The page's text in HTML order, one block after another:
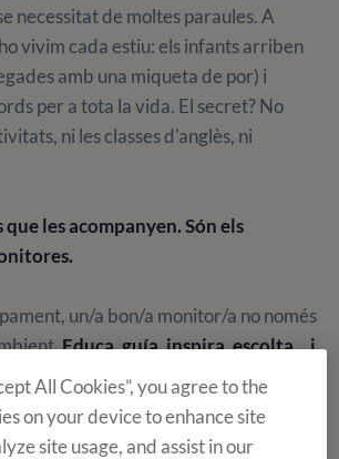
necessitat de moltes paraules. A
vivim cada estiu: els infants arriben
amb una miqueta de por) i
per a tota la vida. El secret? No
ni les classes d'anglès, ni
que les acompanyen. Són els
un/a bon/a monitor/a no només
Educa, guía, inspira, escolta... i
que dinamitzadors d'activitats
All Cookies”, you agree to the
on your device to enhance site
site usage, and assist in our